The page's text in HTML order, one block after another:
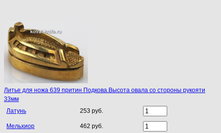
Литье для ножа 639 притин Подкова.Высота овала со стороны рукояти
33мм
Латунь
253 руб.
Мельхиор 462 руб.